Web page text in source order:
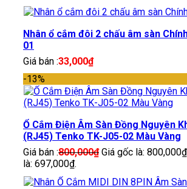
Nhân ổ cắm đôi 2 chấu âm sàn
01
Giá bán :33,000₫
-13%
Ổ Cắm Điện Âm Sàn Đồng Nguyên
(RJ45) Tenko TK-J05-02 Màu Vàng
Giá bán :800,000₫ Giá gốc là:
là: 697,000₫.